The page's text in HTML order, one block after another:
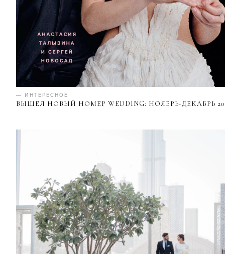
— ИНТЕРЕСНОЕ
ВЫШЕЛ НОВЫЙ НОМЕР WEDDING: НОЯБРЬ-ДЕКАБРЬ